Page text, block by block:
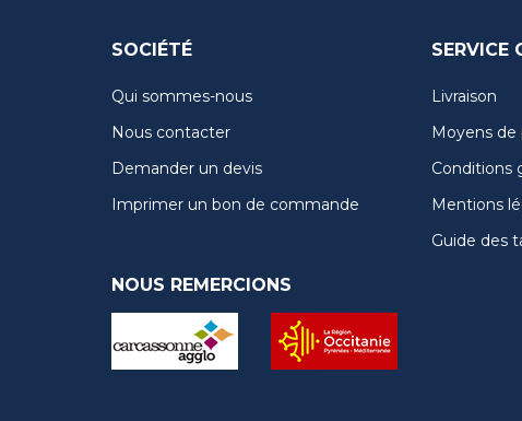
SOCIÉTÉ
Qui sommes-nous
Nous contacter
Demander un devis
Imprimer un bon de commande
NOUS REMERCIONS
SERVICE
Livraison
Moyens
Conditions
Mentions
Guide des